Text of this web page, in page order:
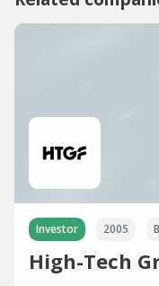
Investor 2005
High-Tech